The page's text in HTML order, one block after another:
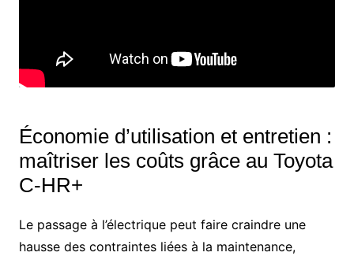
Économie d’utilisation et entretien :
maîtriser les coûts grâce au Toyota
C-HR+
Le passage à l’électrique peut faire craindre une
hausse des contraintes liées à la maintenance,